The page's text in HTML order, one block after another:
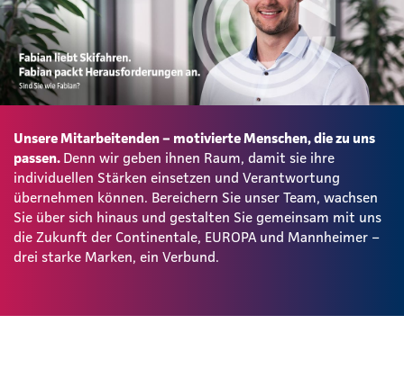
Unsere Mitarbeitenden – motivierte Menschen, die zu uns
passen. Denn wir geben ihnen Raum, damit sie ihre
individuellen Stärken einsetzen und Verantwortung
übernehmen können. Bereichern Sie unser Team, wachsen
Sie über sich hinaus und gestalten Sie gemeinsam mit uns
die Zukunft der Continentale, EUROPA und Mannheimer –
drei starke Marken, ein Verbund.